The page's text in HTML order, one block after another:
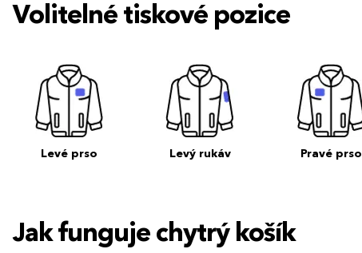
Volitelné tiskové pozice
Levé prso Levý rukáv Pravé prso
Jak funguje chytrý košík